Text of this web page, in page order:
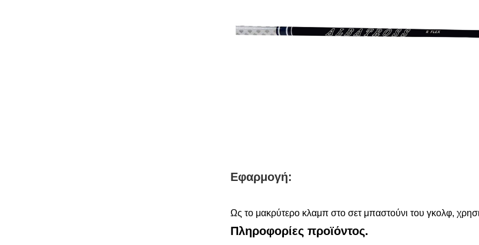
Εφαρμογή:
Ως το μακρύτερο κλαμπ στο σετ μπαστούνι του γκολφ,
Πληροφορίες προϊόντος.